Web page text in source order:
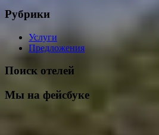
Рубрики
Услуги
Предложения
Поиск отелей
Мы на фейсбуке